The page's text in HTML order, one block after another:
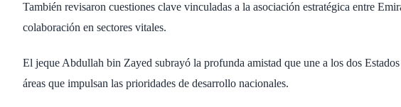
También revisaron cuestiones clave vinculadas a la asociación estratégica entre
colaboración en sectores vitales.
El jeque Abdullah bin Zayed subrayó la profunda amistad que une a los dos
áreas que impulsan las prioridades de desarrollo nacionales.